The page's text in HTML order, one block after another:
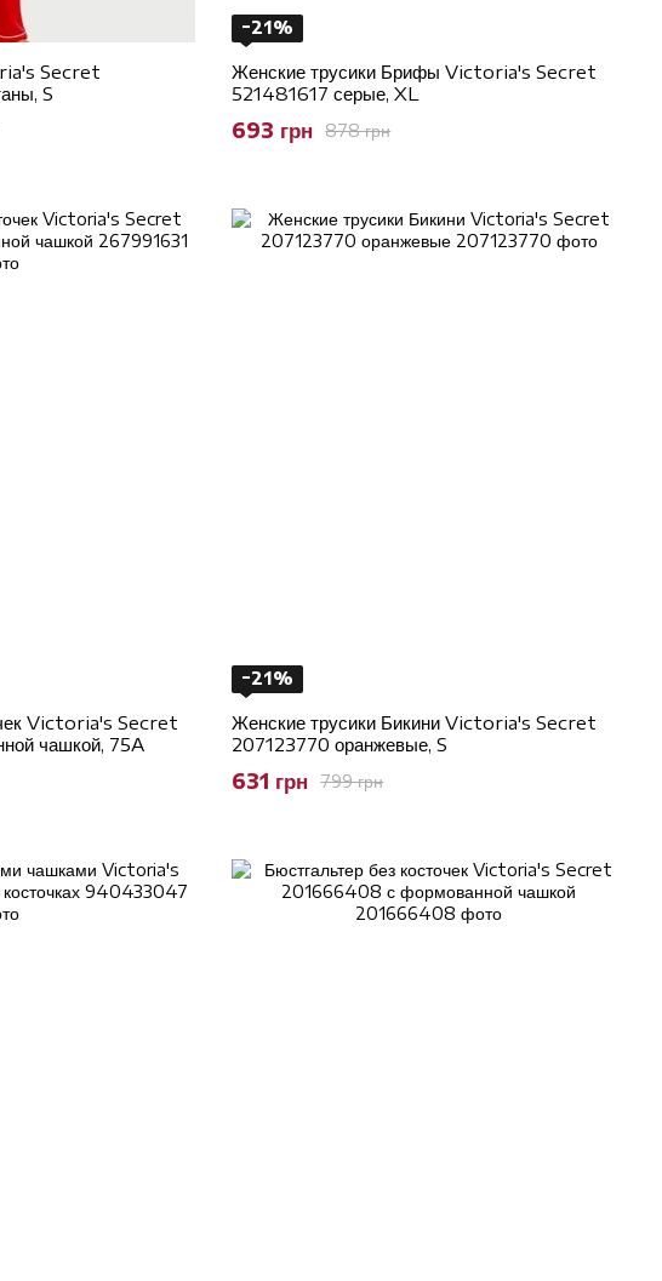
символ женской силы, элегантности и безупречного вкуса, который
миру.
Secret
S
−21%
Женские трусики Брифы Victoria's Secret
521481617 серые, XL
878 грн
693 грн
Victoria's Secret
чашкой, 75A
−21%
Женские трусики Бикини Victoria's Secret
207123770 оранжевые, S
799 грн
631 грн